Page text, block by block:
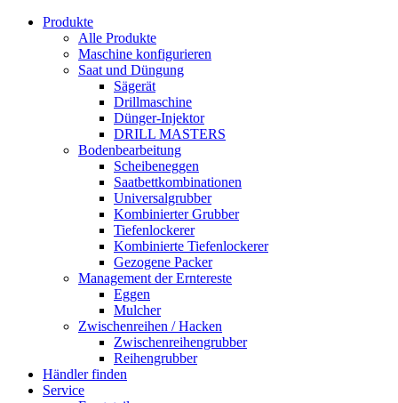
Produkte
Alle Produkte
Maschine konfigurieren
Saat und Düngung
Sägerät
Drillmaschine
Dünger-Injektor
DRILL MASTERS
Bodenbearbeitung
Scheibeneggen
Saatbettkombinationen
Universalgrubber
Kombinierter Grubber
Tiefenlockerer
Kombinierte Tiefenlockerer
Gezogene Packer
Management der Erntereste
Eggen
Mulcher
Zwischenreihen / Hacken
Zwischenreihengrubber
Reihengrubber
Händler finden
Service